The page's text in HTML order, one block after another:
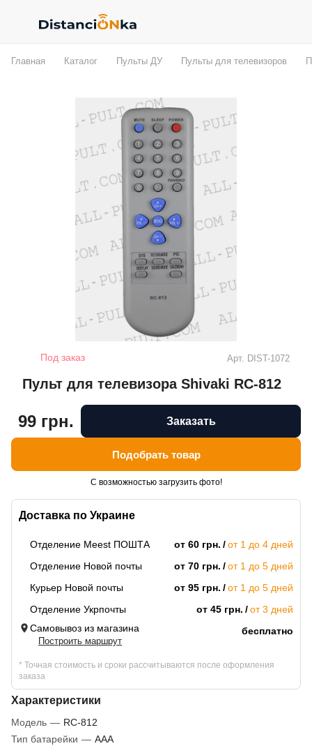
Главная Каталог Пульты ДУ Пульты для телевизоров
Под заказ Арт. DIST-1072
Пульт для телевизора Shivaki RC-812
Доставка по Украине
Отделение Meest ПОШТА от 60 грн.
от 1 до 4 дней
Отделение Новой почты
от 70 грн.
от 1 до 5 дней
Курьер Новой почты
от 95 грн.
от 1 до 5 дней
Отделение Укрпочты
от 45 грн.
от 3 дней
Самовывоз из магазина
Построить маршрут
бесплатно
* Точная стоимость и сроки рассчитываются после оформления
заказа
Характеристики
Модель — RC-812
Тип батарейки — AAA
99 грн. Заказать
Подобрать товар
С возможностью загрузить фото!